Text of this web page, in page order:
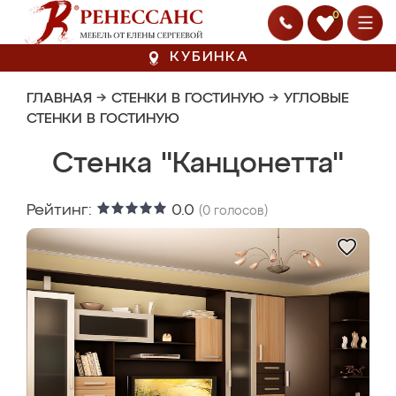
0
КУБИНКА
ГЛАВНАЯ → СТЕНКИ В ГОСТИНУЮ → УГЛОВЫЕ
СТЕНКИ В ГОСТИНУЮ
Стенка "Канцонетта"
Рейтинг: 0.0 (0 голосов)